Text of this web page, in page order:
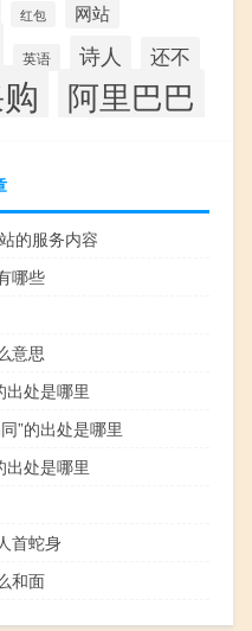
红包 网站
英语 诗人 还不
阿里巴巴
的服务内容
哪些
意思
出处是哪里
”的出处是哪里
出处是哪里
首蛇身
和面